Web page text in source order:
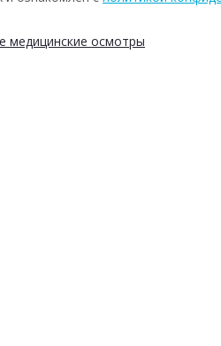
медицинские осмотры